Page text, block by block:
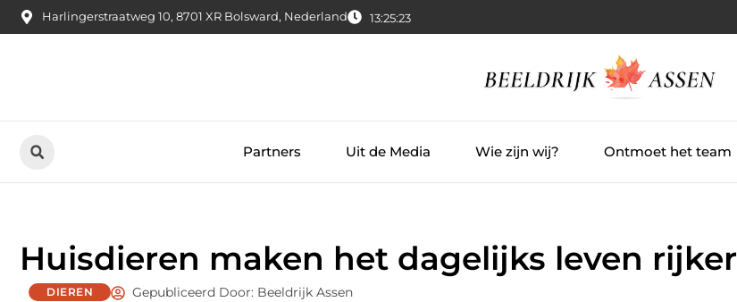
Harlingerstraatweg 10, 8701 XR Bolsward, Nederland 13:25:24
Partners Uit de Media Wie zijn wij? Ontmoet het team
Huisdieren maken het dagelijks leven rijker
DIEREN Gepubliceerd Door: Beeldrijk Assen